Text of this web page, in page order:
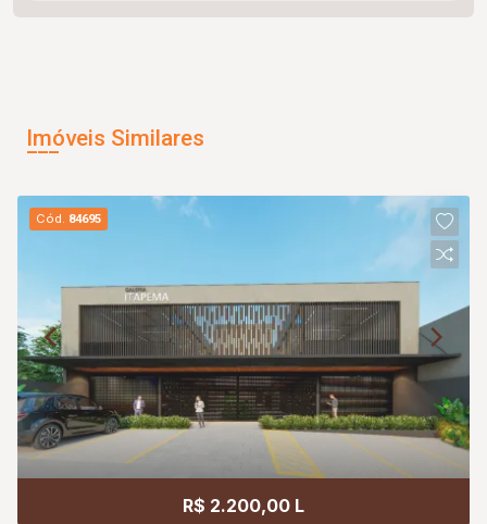
Imóveis Similares
Cód. 84695
R$ 2.200,00 L